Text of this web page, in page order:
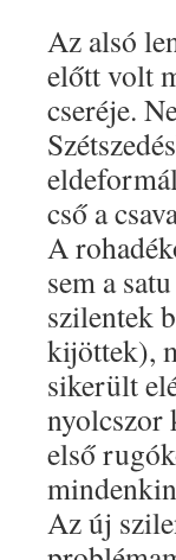
Az alsó
előtt volt
cseréje.
cső a
A
sem a
szilentek
kijöttek),
sikerült
nyolcszor
első
Az új